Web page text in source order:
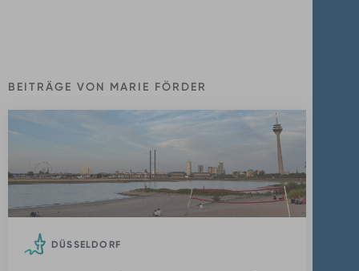
BEITRÄGE VON MARIE FÖRDER
DÜSSELDORF